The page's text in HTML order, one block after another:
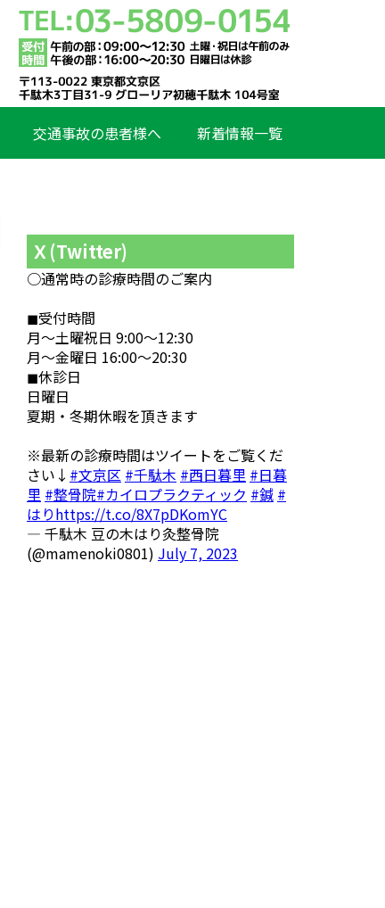
交通事故の患者様へ 新着情報一覧
Ｘ(Twitter)
○通常時の診療時間のご案内
◼︎受付時間
月〜土曜祝日 9:00〜12:30
月〜金曜日 16:00〜20:30
◼︎休診日
日曜日
夏期・冬期休暇を頂きます
※最新の診療時間はツイートをご覧くだ
さい↓ #文京区 #千駄木 #西日暮里 #日暮
里 #整骨院#カイロプラクティック #鍼 #
はりhttps://t.co/8X7pDKomYC
— 千駄木 豆の木はり灸整骨院
(@mamenoki0801) July 7, 2023